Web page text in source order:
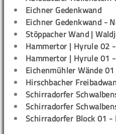
Eichner Gedenkwand
Eichner Gedenkwand -
Stöppacher Wand |
Hammertor | Hyrule 02
Hammertor | Hyrule 01
Eichenmühler Wände
Hirschbacher
Schirradorfer
Schirradorfer
Schirradorfer Block 01 -